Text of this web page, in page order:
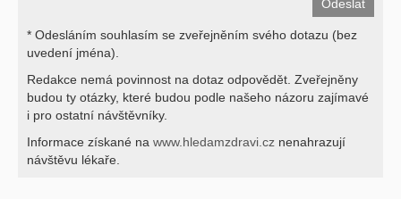
* Odesláním souhlasím se zveřejněním svého dotazu (bez
uvedení jména).
Redakce nemá povinnost na dotaz odpovědět. Zveřejněny
budou ty otázky, které budou podle našeho názoru zajímavé
i pro ostatní návštěvníky.
Informace získané na www.hledamzdravi.cz nenahrazují
návštěvu lékaře.